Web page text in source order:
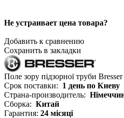
Не устраивает цена товара?
Добавить к сравнению
Сохранить в закладки
Поле зору підзорної труби
Срок поставки: 1 день по Киеву
Страна-производитель:
Сборка: Китай
Гарантия: 24 місяці